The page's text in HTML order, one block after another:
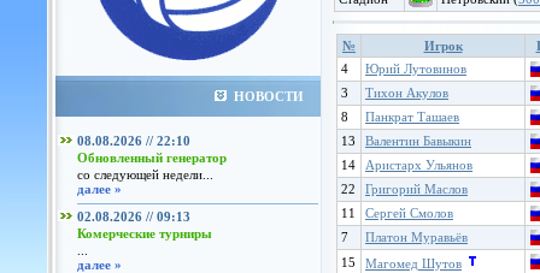
НОВОСТИ
08.08.2026 // 22:10
Обновленный генератор
со следующей недели...
далее »
02.08.2026 // 09:13
Комерческие турниры
далее »
№ Игрок
4
Юрий Лутовинов
3
Тихон Акулов
8
Панкрат Ташаев
13
Валентин Бавыкин
14
Аристарх Ульянов
22
Григорий Маслов
11
Сергей Смолов
7
Платон Муравьёв
15
Магомед Шутов